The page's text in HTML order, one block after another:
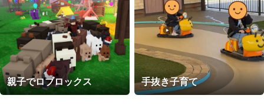
親子でロブロックス 手抜き子育て